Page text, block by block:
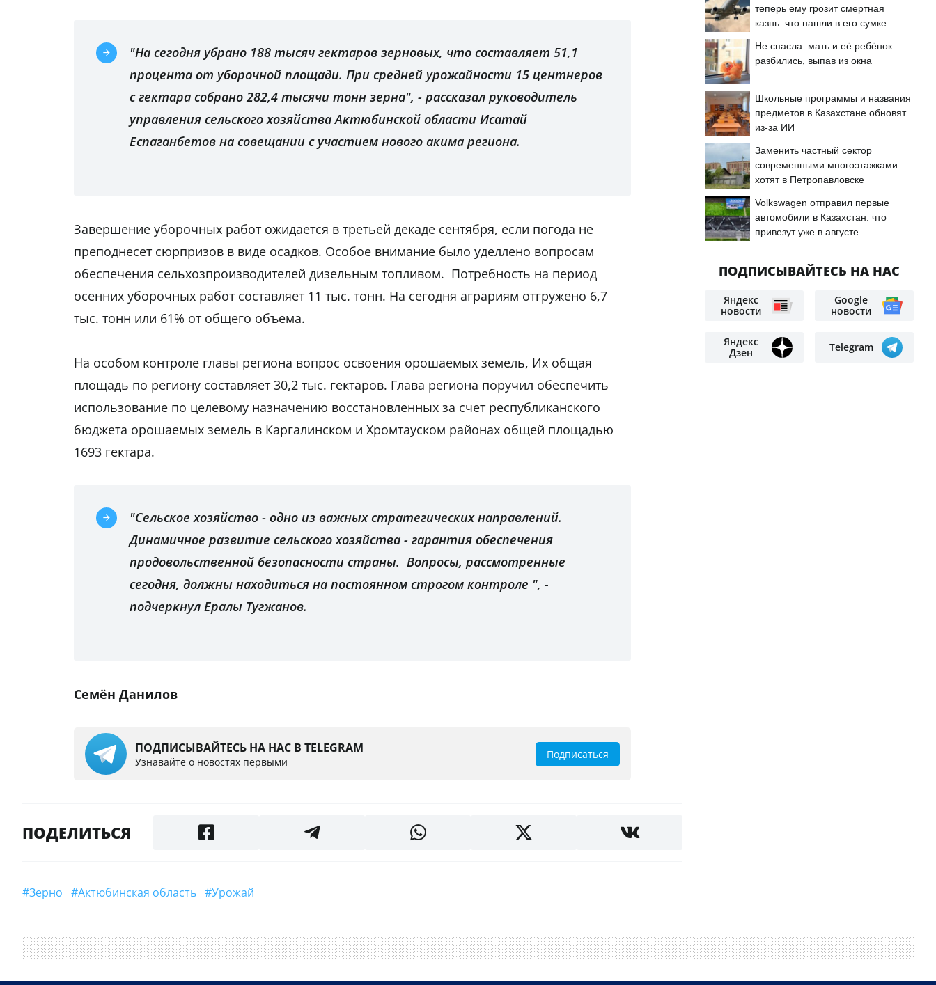
"На сегодня убрано 188 тысяч гектаров зерновых, что составляет 51,1
процента от уборочной площади. При средней урожайности 15 центнеров
с гектара собрано 282,4 тысячи тонн зерна", - рассказал руководитель
управления сельского хозяйства Актюбинской области Исатай
Еспаганбетов на совещании с участием нового акима региона.
Завершение уборочных работ ожидается в третьей декаде сентября, если погода не
преподнесет сюрпризов в виде осадков. Особое внимание было уделлено вопросам
обеспечения сельхозпроизводителей дизельным топливом. Потребность на период
осенних уборочных работ составляет 11 тыс. тонн. На сегодня аграриям отгружено 6,7
тыс. тонн или 61% от общего объема.
На особом контроле главы региона вопрос освоения орошаемых земель, Их общая
площадь по региону составляет 30,2 тыс. гектаров. Глава региона поручил обеспечить
использование по целевому назначению восстановленных за счет республиканского
бюджета орошаемых земель в Каргалинском и Хромтауском районах общей площадью
1693 гектара.
"Сельское хозяйство - одно из важных стратегических направлений.
Динамичное развитие сельского хозяйства - гарантия обеспечения
продовольственной безопасности страны. Вопросы, рассмотренные
сегодня, должны находиться на постоянном строгом контроле ", -
подчеркнул Ералы Тугжанов.
Семён Данилов
ПОДПИСЫВАЙТЕСЬ НА НАС В TELEGRAM
Узнавайте о новостях первыми
Подписаться
ПОДЕЛИТЬСЯ
#зерно #Актюбинская область #урожай
теперь ему грозит смертная
казнь: что нашли в его сумке
Не спасла: мать и её ребёнок
разбились, выпав из окна
Школьные программы и названия
предметов в Казахстане обновят
из-за ИИ
Заменить частный сектор
современными многоэтажками
хотят в Петропавловске
Volkswagen отправил первые
автомобили в Казахстан: что
привезут уже в августе
ПОДПИСЫВАЙТЕСЬ НА НАС
Яндекс
новости
Google
новости
Яндекс
Дзен
Telegram